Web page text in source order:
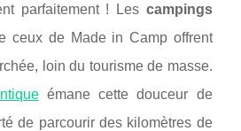
parfaitement ! Les campings
ceux de Made in Camp offrent
loin du tourisme de masse.
émane cette douceur de
de parcourir des kilomètres de